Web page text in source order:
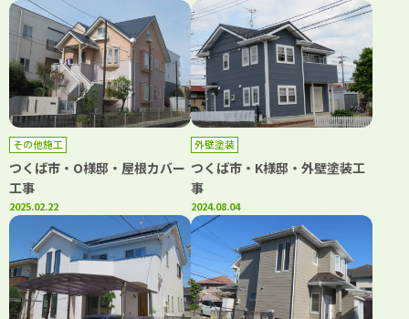
その他施工
つくば市・O様邸・屋根カバー
工事
2025.02.22
外壁塗装
つくば市・K様邸・外壁塗装工
事
2024.08.04